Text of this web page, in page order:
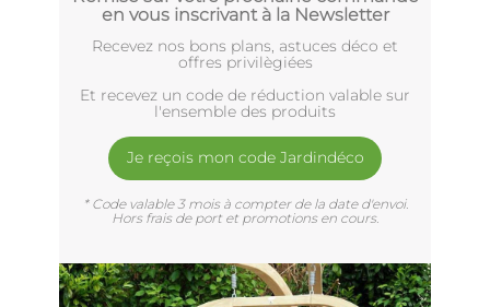
en vous inscrivant à la Newsletter
Recevez nos bons plans, astuces déco et
offres privilègiées
Et recevez un code de réduction valable sur
l'ensemble des produits
Je reçois mon code Jardindéco
* Code valable 3 mois à compter de la date d'envoi.
Hors frais de port et promotions en cours.